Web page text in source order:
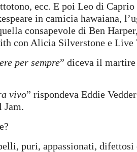
ecc. E poi Leo di Caprio
in camicia hawaiana,
consapevole di Ben
con Alicia Silverstone e
per sempre” diceva il
vivo” rispondeva Eddie
Jam.
puri, appassionati,